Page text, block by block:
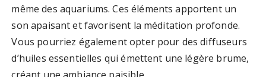
même des aquariums. Ces éléments apportent un
son apaisant et favorisent la méditation profonde.
Vous pourriez également opter pour des diffuseurs
d’huiles essentielles qui émettent une légère brume,